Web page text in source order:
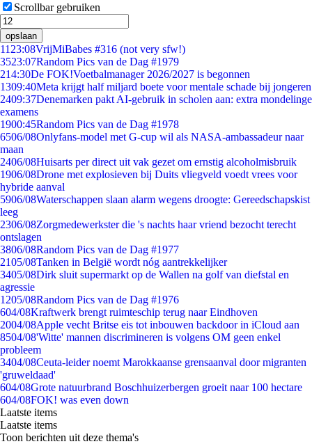
Scrollbar gebruiken
opslaan
11 23:08VrijMiBabes #316 (not very sfw!)
3523:07Random Pics van de Dag #1979
214:30De FOK!Voetbalmanager 2026/2027 is begonnen
1309:40Meta krijgt half miljard boete voor mentale schade bij jongeren
2409:37Denemarken pakt AI-gebruik in scholen aan: extra mondelinge
examens
1900:45Random Pics van de Dag #1978
6506/08Onlyfans-model met G-cup wil als NASA-ambassadeur naar
maan
2406/08Huisarts per direct uit vak gezet om ernstig alcoholmisbruik
1906/08Drone met explosieven bij Duits vliegveld voedt vrees voor
hybride aanval
5906/08Waterschappen slaan alarm wegens droogte: Gereedschapskist
leeg
2306/08Zorgmedewerkster die 's nachts haar vriend bezocht terecht
ontslagen
3806/08Random Pics van de Dag #1977
2105/08Tanken in België wordt nóg aantrekkelijker
3405/08Dirk sluit supermarkt op de Wallen na golf van diefstal en
agressie
1205/08Random Pics van de Dag #1976
604/08Kraftwerk brengt ruimteschip terug naar Eindhoven
2004/08Apple vecht Britse eis tot inbouwen backdoor in iCloud aan
8504/08'Witte' mannen discrimineren is volgens OM geen enkel
probleem
3404/08Ceuta-leider noemt Marokkaanse grensaanval door migranten
'gruweldaad'
604/08Grote natuurbrand Boschhuizerbergen groeit naar 100 hectare
604/08FOK! was even down
Laatste items
Laatste items
Toon berichten uit deze thema's